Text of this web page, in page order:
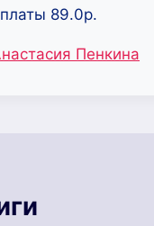
89.0р.
Пенкина